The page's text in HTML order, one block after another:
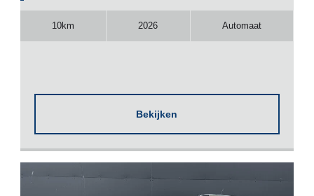
10km 2026 Automaat
Bekijken